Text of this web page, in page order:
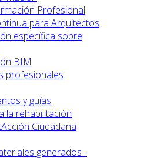
Profesional
para Arquitectos
específica sobre
BIM
profesionales
y guías
la rehabilitación
Ciudadana
generados -